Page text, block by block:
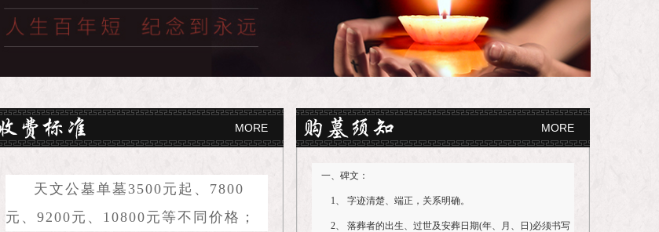
MORE
天文公墓单墓3500元起、7800
元、9200元、10800元等不同价格；
MORE
一、碑文：
1、 字迹清楚、端正，关系明确。
2、 落葬者的出生、过世及安葬日期(年、月、日)必须书写